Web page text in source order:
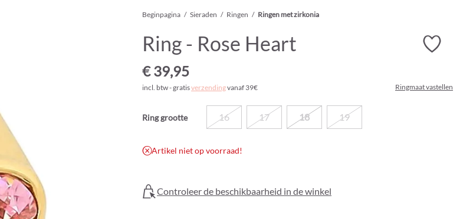
Beginpagina / Sieraden / Ringen / Ringen met zirkonia
Ring - Rose Heart
€ 39,95
incl. btw - gratisverzendingvanaf 39€ Ringmaat vastellen
Ring grootte 16 17 18 19
Artikel niet op voorraad!
Controleer de beschikbaarheid in de winkel